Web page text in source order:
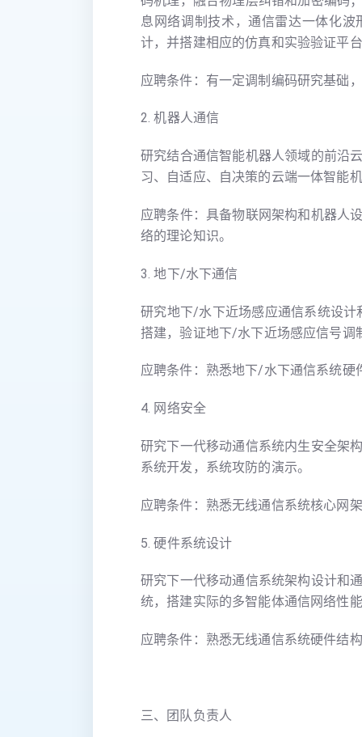
息网络调制技术，通信雷达一体化
计，并搭建相应的仿真和实验验证平
应聘条件：有一定调制编码研究基础
2. 机器人通信
研究结合通信智能机器人领域的前沿
习、自适应、自决策的云端一体智能
应聘条件：具备物联网架构和机器人
络的理论知识。
3. 地下/水下通信
研究地下/水下近场感应通信系统设
搭建，验证地下/水下近场感应信号调
应聘条件：熟悉地下/水下通信系统硬
4. 网络安全
研究下一代移动通信系统内生安全架
系统开发，系统攻防的演示。
应聘条件：熟悉无线通信系统核心网
5. 硬件系统设计
研究下一代移动通信系统架构设计和
统，搭建实际的多智能体通信网络性
应聘条件：熟悉无线通信系统硬件结
三、团队负责人